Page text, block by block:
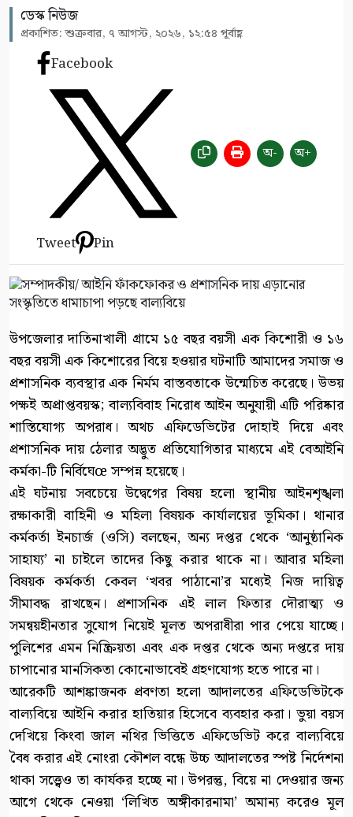
ডেস্ক নিউজ
প্রকাশিত: শুক্রবার, ৭ আগস্ট, ২০২৬, ১২:৫৪ পূর্বাহ্ণ
Facebook
Tweet Pin
অ- অ+
উপজেলার দাতিনাখালী গ্রামে ১৫ বছর বয়সী এক কিশোরী ও ১৬
বছর বয়সী এক কিশোরের বিয়ে হওয়ার ঘটনাটি আমাদের সমাজ ও
প্রশাসনিক ব্যবস্থার এক নির্মম বাস্তবতাকে উন্মেচিত করেছে। উভয়
পক্ষই অপ্রাপ্তবয়স্ক; বাল্যবিবাহ নিরোধ আইন অনুযায়ী এটি পরিষ্কার
শাস্তিযোগ্য অপরাধ। অথচ এফিডেভিটের দোহাই দিয়ে এবং
প্রশাসনিক দায় ঠেলার অদ্ভুত প্রতিযোগিতার মাধ্যমে এই বেআইনি
কর্মকা-টি নির্বিঘেœ সম্পন্ন হয়েছে।
এই ঘটনায় সবচেয়ে উদ্বেগের বিষয় হলো স্থানীয় আইনশৃঙ্খলা
রক্ষাকারী বাহিনী ও মহিলা বিষয়ক কার্যালয়ের ভূমিকা। থানার
কর্মকর্তা ইনচার্জ (ওসি) বলছেন, অন্য দপ্তর থেকে ‘আনুষ্ঠানিক
সাহায্য’ না চাইলে তাদের কিছু করার থাকে না। আবার মহিলা
বিষয়ক কর্মকর্তা কেবল ‘খবর পাঠানো’র মধ্যেই নিজ দায়িত্ব
সীমাবদ্ধ রাখছেন। প্রশাসনিক এই লাল ফিতার দৌরাত্ম্য ও
সমন্বয়হীনতার সুযোগ নিয়েই মূলত অপরাধীরা পার পেয়ে যাচ্ছে।
পুলিশের এমন নিষ্ক্রিয়তা এবং এক দপ্তর থেকে অন্য দপ্তরে দায়
চাপানোর মানসিকতা কোনোভাবেই গ্রহণযোগ্য হতে পারে না।
আরেকটি আশঙ্কাজনক প্রবণতা হলো আদালতের এফিডেভিটকে
বাল্যবিয়ে আইনি করার হাতিয়ার হিসেবে ব্যবহার করা। ভুয়া বয়স
দেখিয়ে কিংবা জাল নথির ভিত্তিতে এফিডেভিট করে বাল্যবিয়ে
বৈধ করার এই নোংরা কৌশল বন্ধে উচ্চ আদালতের স্পষ্ট নির্দেশনা
থাকা সত্ত্বেও তা কার্যকর হচ্ছে না। উপরন্তু, বিয়ে না দেওয়ার জন্য
আগে থেকে নেওয়া ‘লিখিত অঙ্গীকারনামা’ অমান্য করেও মূল